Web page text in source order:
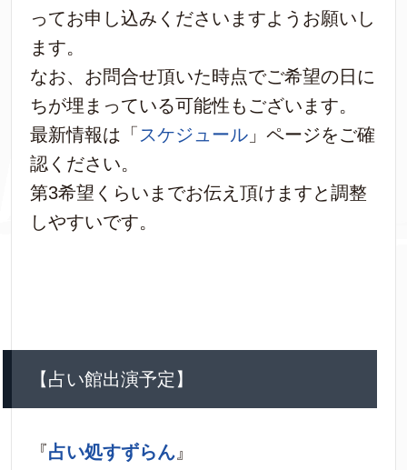
ってお申し込みくださいますようお願いし
ます。
なお、お問合せ頂いた時点でご希望の日に
ちが埋まっている可能性もございます。
最新情報は「 スケジュール 」ページをご確
認ください。
第3希望くらいまでお伝え頂けますと調整
しやすいです。
【占い館出演予定】
『占い処すずらん 』